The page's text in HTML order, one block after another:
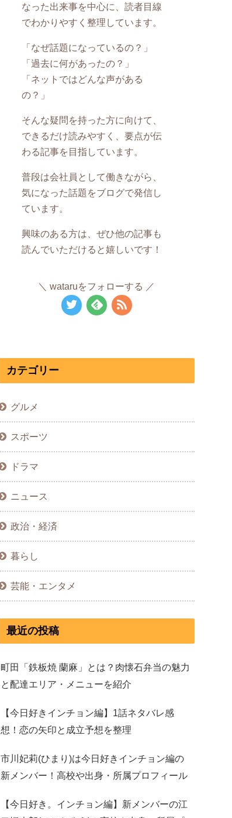
なった出来事を中心に、読者目線
でわかりやすく整理しています。
「なぜ話題になっているの？」
「過去に何があったの？」
「ネットではどんな声がある
の？」
そんな疑問を持った方に向けて、
できるだけ読みやすく、要点が伝
わる記事を目指しています。
普段は会社員として働きながら、
気になった話題をブログで発信し
ています。
興味のある方は、ぜひ他の記事も
読んでいただけると嬉しいです！
wataruをフォローする
カテゴリー
グルメ
スポーツ
ドラマ
ニュース
政治・経済
暮らし
芸能・エンタメ
最近の投稿
町田「鉄板焼 蘭麻」とは？肉懐石弁当の魅力
と配達エリア・メニューを紹介
【今日好きインチョン編】1話ネタバレ感
想！恋の矢印と成立予想を整理
市川妃莉(ひまり)は今日好きインチョン編の
新メンバー！高校や出身・所属プロフィール
【今日好き。インチョン編】新メンバーの江